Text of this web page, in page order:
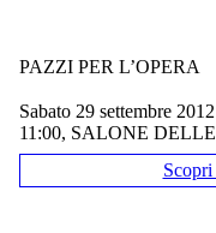
PAZZI PER L’OPERA
sabato 29 settembre 2012
11:00, SALONE